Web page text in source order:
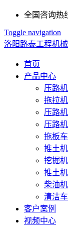
全国咨询热
Toggle navigation
洛阳路泰工程机
首页
产品中心
压路
拖拉
压路
压路
拖板
推土
挖掘
推土
柴油
清洁
客户案例
视频中心